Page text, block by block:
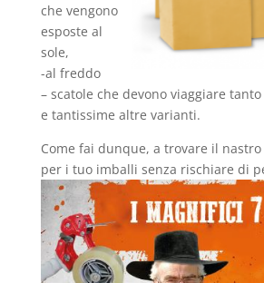
che vengono
esposte al
sole,
-al freddo
– scatole che devono viaggiare tanto
e tantissime altre varianti.
Come fai dunque, a trovare il
per i tuo imballi senza rischiare di